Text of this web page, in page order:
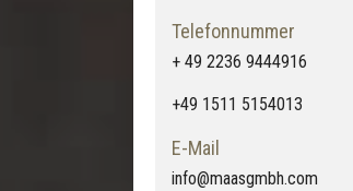
Telefonnummer
+ 49 2236 9444916
+49 1511 5154013
E-Mail
info@maasgmbh.com